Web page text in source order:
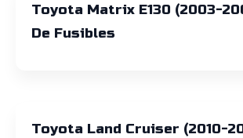
Toyota Matrix E130 (2003-
De Fusibles
Toyota Land Cruiser (2010-